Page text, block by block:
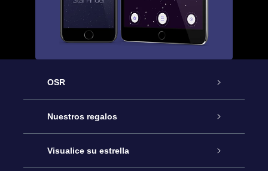
OSR
Atención
Contáctanos
Nuestros regalos
Regalo Estrella Online
Visualice su estrella